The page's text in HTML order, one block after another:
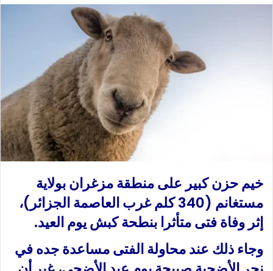
ل
ى
X
ر
ي
د
ا
ل
ك
ت
ر
ا
خيم حزن كبير على منطقة مزغران بولاية
مستغانم (340 كلم غرب العاصمة الجزائر)،
إثر وفاة فتى متأثرا بنطحة كبش يوم العيد.
وجاء ذلك عند محاولة الفتى مساعدة جده في